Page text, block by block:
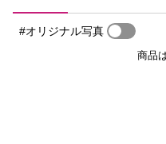
#オリジナル写真
商品